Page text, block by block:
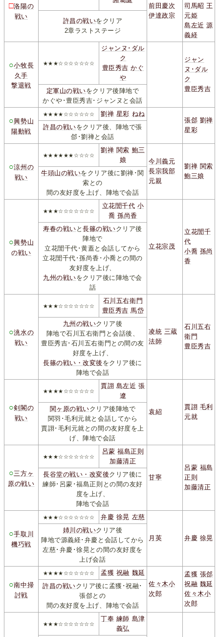
□洛陽の
戦い
前田慶次
伊達政宗
司馬昭 王
元姫
島左近 源
義経
許昌の戦いをクリア
2章ラストステージ
○小牧長
久手
撃退戦
★★★☆☆☆☆☆☆☆
ジャンヌ･ダル
ク
豊臣秀吉 かぐ
や
ジャン
ヌ･ダル
ク
豊臣秀吉
定軍山の戦いをクリア後陣地で
かぐや･豊臣秀吉･ジャンヌと会話
○興勢山
陽動戦
★★★★☆☆☆☆☆☆ 劉禅 星彩 ねね
張郃 劉禅
星彩
許昌の戦いをクリア後、陣地で張
郃･劉禅と会話
○涼州の
戦い
★★★★★★☆☆☆☆
劉禅 関索 鮑三
娘
今川義元
長宗我部
元親
劉禅 関索
鮑三娘
牛頭山の戦いをクリア後に劉禅･関
索との
間の友好度を上げ、陣地で会話
○興勢山
の戦い
★★★☆☆☆☆☆☆☆
立花誾千代 小
喬 孫尚香
立花宗茂
立花誾千
代
小喬 孫尚
香
寿春の戦い と長篠の戦いクリア後
陣地で
立花誾千代･黄蓋と会話してから
立花誾千代･孫尚香･小喬との間の
友好度を上げ、
九州の戦いをクリア後に陣地で会
話
○洮水の
戦い
★★★☆☆☆☆☆☆☆
石川五右衛門
豊臣秀吉 馬岱
凌統 三蔵
法師
石川五右
衛門
豊臣秀吉
九州の戦いクリア後
陣地で石川五右衛門と会話後、
豊臣秀吉･石川五右衛門との間の友
好度を上げ、
長篠の戦い・改変後 をクリア後に
陣地で会話
○剣閣の
戦い
★★★★☆☆☆☆☆☆
賈詡 島左近 張
遼
袁紹
賈詡 毛利
元就
関ヶ原の戦いクリア後陣地で
関羽･毛利元就と会話してから
賈詡･毛利元就との間の友好度を上
げ、陣地で会話
○三方ヶ
原の戦い
★★★☆☆☆☆☆☆☆
呂蒙 福島正則
加藤清正
甘寧
呂蒙 福島
正則
加藤清正
長谷堂の戦い・改変後クリア後に
練師･呂蒙･福島正則との間の友好
度を上げ、
陣地で会話
○手取川
機巧戦
★★★☆☆☆☆☆☆☆ 弁慶 徐晃 左慈
月英 弁慶 徐晃
姉川の戦いクリア後
陣地で源義経･弁慶と会話してから
左慈･弁慶･徐晃との間の友好度を
上げ会話
○南中掃
討戦
★★★★☆☆☆☆☆☆ 孟獲 祝融 魏延
佐々木小
次郎
孟獲 張郃
祝融 魏延
佐々木小
次郎
許昌の戦いクリア後に孟獲･祝融･
張郃との
間の友好度を上げ、陣地で会話
★★★☆☆☆☆☆☆☆
丁奉 練師 島津
義弘